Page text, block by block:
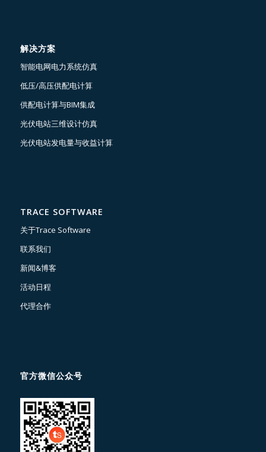
解决方案
智能电网电力系统仿真
低压/高压供配电计算
供配电计算与BIM集成
光伏电站三维设计仿真
光伏电站发电量与收益计算
TRACE SOFTWARE
关于Trace Software
联系我们
新闻&博客
活动日程
代理合作
官方微信公众号